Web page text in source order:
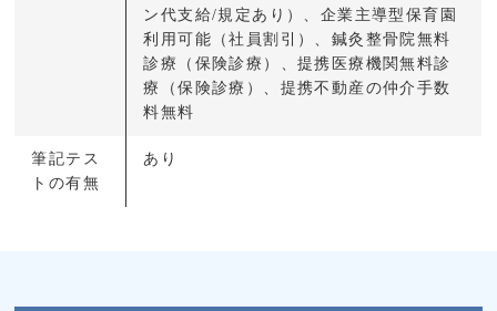
ン代支給/規定あり）、企業主導型保育園
利用可能（社員割引）、鍼灸整骨院無料
診療（保険診療）、提携医療機関無料診
療（保険診療）、提携不動産の仲介手数
料無料
筆記テス
トの有無
あり